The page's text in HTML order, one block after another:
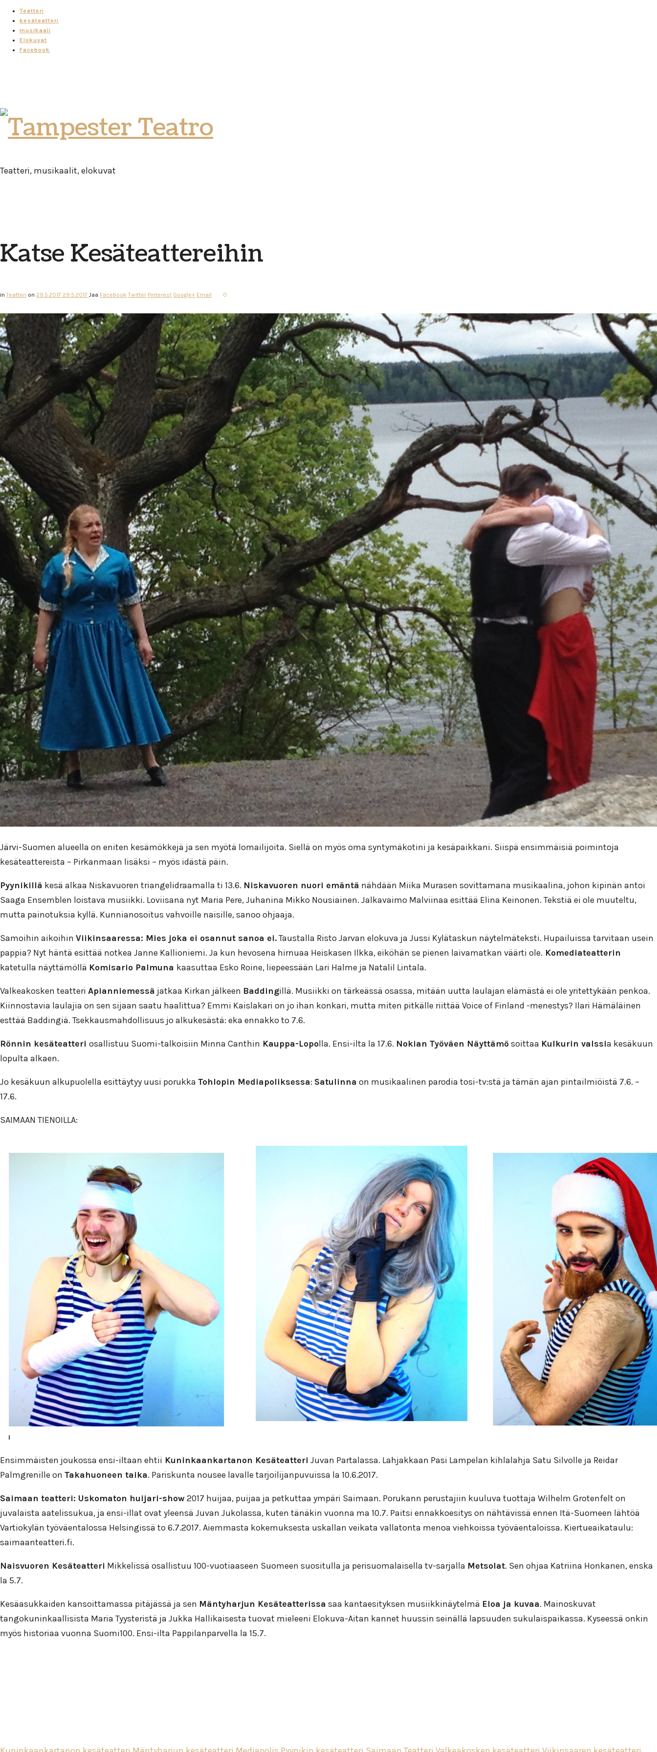
Teatteri
kesäteatteri
musikaali
Elokuvat
Facebook
Tampester
Teatro
Teatteri, musikaalit, elokuvat
Katse Kesäteattereihin
inTeatteri on 29.5.2017 29.5.2017 Jaa Facebook Twitter Pinterest Google+ Email 0
Järvi-Suomen alueella on eniten kesämökkejä ja sen myötä lomailijoita. Siellä on myös oma syntymäkotini ja kesäpaikkani. Siispä ensimmäisiä poimintoja
kesäteattereista – Pirkanmaan lisäksi – myös idästä päin.
Pyynikillä kesä alkaa Niskavuoren triangelidraamalla ti 13.6. Niskavuoren nuori emäntä nähdään Miika Murasen sovittamana musikaalina, johon kipinän antoi
Saaga Ensemblen loistava musiikki. Loviisana nyt Maria Pere, Juhanina Mikko Nousiainen. Jalkavaimo Malviinaa esittää Elina Keinonen. Tekstiä ei ole muuteltu,
mutta painotuksia kyllä. Kunnianosoitus vahvoille naisille, sanoo ohjaaja.
Samoihin aikoihin Viikinsaaressa: Mies joka ei osannut sanoa ei.Taustalla Risto Jarvan elokuva ja Jussi Kylätaskun näytelmäteksti. Hupailuissa tarvitaan usein
pappia? Nyt häntä esittää notkea Janne Kallioniemi. Ja kun hevosena hirnuaa Heiskasen Ilkka, eiköhän se pienen laivamatkan väärti ole. Komediateatterin
katetulla näyttämöllä Komisario Palmuna kaasuttaa Esko Roine, liepeessään Lari Halme ja Natalil Lintala.
Valkeakosken teatteri Apianniemessä jatkaa Kirkan jälkeen Baddingillä. Musiikki on tärkeässä osassa, mitään uutta laulajan elämästä ei ole yritettykään penkoa.
Kiinnostavia laulajia on sen sijaan saatu haalittua? Emmi Kaislakari on jo ihan konkari, mutta miten pitkälle riittää Voice of Finland -menestys? Ilari Hämäläinen
esttää Baddingiä. Tsekkausmahdollisuus jo alkukesästä: eka ennakko to 7.6.
Rönnin kesäteatteri osallistuu Suomi-talkoisiin Minna Canthin Kauppa-Lopolla. Ensi-ilta la 17.6. Nokian Työväen Näyttämösoittaa Kulkurin valssia kesäkuun
lopulta alkaen.
Jo kesäkuun alkupuolella esittäytyy uusi porukka Tohlopin Mediapoliksessa: Satulinna on musikaalinen parodia tosi-tv:stä ja tämän ajan pintailmiöistä 7.6. –
17.6.
SAIMAAN TIENOILLA:
Ensimmäisten joukossa ensi-iltaan ehtii Kuninkaankartanon Kesäteatteri Juvan Partalassa. Lahjakkaan Pasi Lampelan kihlalahja Satu Silvolle ja Reidar
Palmgrenille on Takahuoneen taika. Pariskunta nousee lavalle tarjoilijanpuvuissa la 10.6.2017.
Saimaan teatteri: Uskomaton huijari-show2017 huijaa, puijaa ja petkuttaa ympäri Saimaan. Porukann perustajiin kuuluva tuottaja Wilhelm Grotenfelt on
juvalaista aatelissukua, ja ensi-illat ovat yleensä Juvan Jukolassa, kuten tänäkin vuonna ma 10.7. Paitsi ennakkoesitys on nähtävissä ennen Itä-Suomeen lähtöä
Vartiokylän työväentalossa Helsingissä to 6.7.2017. Aiemmasta kokemuksesta uskallan veikata vallatonta menoa viehkoissa työväentaloissa. Kiertueaikataulu:
saimaanteatteri.fi.
Naisvuoren Kesäteatteri Mikkelissä osallistuu 100-vuotiaaseen Suomeen suositulla ja perisuomalaisella tv-sarjalla Metsolat. Sen ohjaa Katriina Honkanen, enska
la 5.7.
Kesäasukkaiden kansoittamassa pitäjässä ja sen Mäntyharjun Kesäteatterissa saa kantaesityksen musiikkinäytelmä Eloa ja kuvaa. Mainoskuvat
tangokuninkaallisista Maria Tyysteristä ja Jukka Hallikaisesta tuovat mieleeni Elokuva-Aitan kannet huussin seinällä lapsuuden sukulaispaikassa. Kyseessä onkin
myös historiaa vuonna Suomi100. Ensi-ilta Pappilanparvella la 15.7.